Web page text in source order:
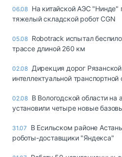
06.08 На китайской АЭС "Нинде"
тяжелый складской робот CGN
05.08 Robotrack испытал
трассе длиной 260 км
02.08 Дирекция дорог
интеллектуальной
02.08 В Вологодской области на
установили четыре новые
31.07
В Есильском районе
роботы-доставщики "Яндекса"